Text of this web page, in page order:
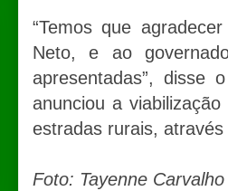
“Temos que
Neto, e ao
apresentadas”, disse
anunciou a
estradas rurais,
Foto: Tayenne Carvalho